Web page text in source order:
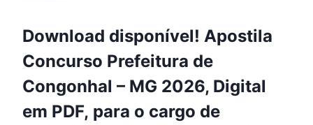
Download disponível! Apostila
Concurso Prefeitura de
Congonhal – MG 2026, Digital
em PDF, para o cargo de